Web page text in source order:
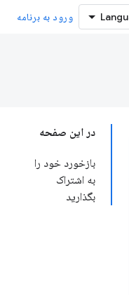
ورود به برنامه
در این صفحه
بازخورد خود را
به اشتراک
بگذارید